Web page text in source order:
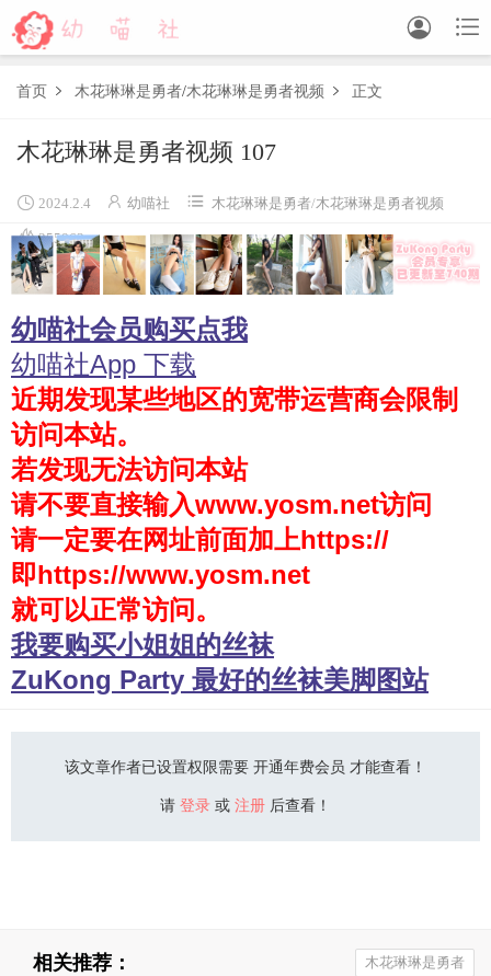


森萝财团
BETA FREE LOVEPLUS R15 SSR X
森萝财团视频
木花琳琳是勇者
木花琳琳是勇者写真 木花琳琳是勇者视频
风之领域
喵写真
轻兰映画
少女秩序
会员购买
幼喵社App
首页  木花琳琳是勇者/木花琳琳是勇者视频  正文
木花琳琳是勇者视频 107
 2024.2.4  幼喵社  木花琳琳是勇者/木花琳琳是勇者视频
 255863
幼喵社会员购买点我
幼喵社App 下载
近期发现某些地区的宽带运营商会限制
访问本站。
若发现无法访问本站
请不要直接输入www.yosm.net访问
请一定要在网址前面加上https://
即https://www.yosm.net
就可以正常访问。
我要购买小姐姐的丝袜
ZuKong Party 最好的丝袜美脚图站
该文章作者已设置权限需要 开通年费会员 才能查看！
请 登录 或 注册 后查看！
相关推荐： 木花琳琳是勇者